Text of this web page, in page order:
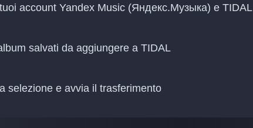
account Yandex Music (Яндекс.Музыка) e TIDAL
salvati da aggiungere a TIDAL
selezione e avvia il trasferimento